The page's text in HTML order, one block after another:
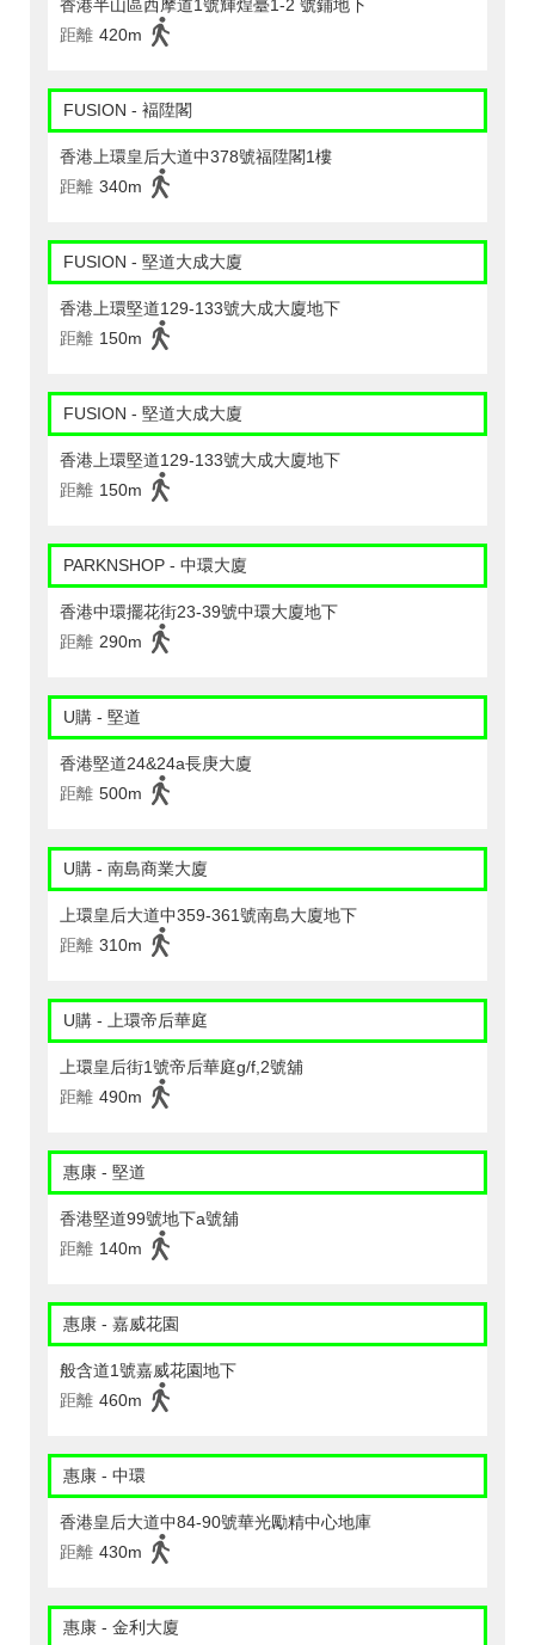
香港半山區西摩道1號輝煌臺1-2 號鋪地下
距離 420m
FUSION - 褔陞閣
香港上環皇后大道中378號福陞閣1樓
距離 340m
FUSION - 堅道大成大廈
香港上環堅道129-133號大成大廈地下
距離 150m
FUSION - 堅道大成大廈
香港上環堅道129-133號大成大廈地下
距離 150m
PARKNSHOP - 中環大廈
香港中環擺花街23-39號中環大廈地下
距離 290m
U購 - 堅道
香港堅道24&24a長庚大廈
距離 500m
U購 - 南島商業大廈
上環皇后大道中359-361號南島大廈地下
距離 310m
U購 - 上環帝后華庭
上環皇后街1號帝后華庭g/f,2號舖
距離 490m
惠康 - 堅道
香港堅道99號地下a號舖
距離 140m
惠康 - 嘉威花園
般含道1號嘉威花園地下
距離 460m
惠康 - 中環
香港皇后大道中84-90號華光勵精中心地庫
距離 430m
惠康 - 金利大廈